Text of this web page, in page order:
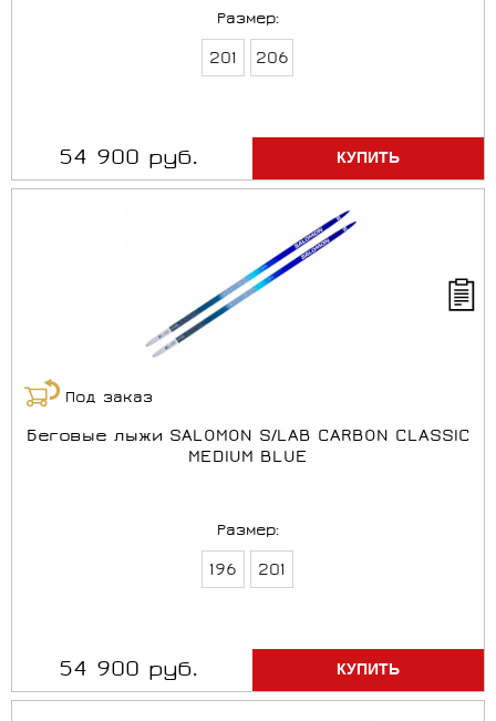
Размер:
201 206
54 900 руб.
Под заказ
Беговые лыжи SALOMON S/LAB CARBON CLASSIC
MEDIUM BLUE
Размер:
196 201
54 900 руб.